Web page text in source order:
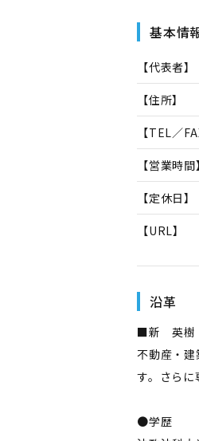
基本情
【代表者】
【住所】
【TEL／
【営業時間】
【定休日】
【URL】
沿革
■新 英樹
不動産・
す。さらに
●学歴